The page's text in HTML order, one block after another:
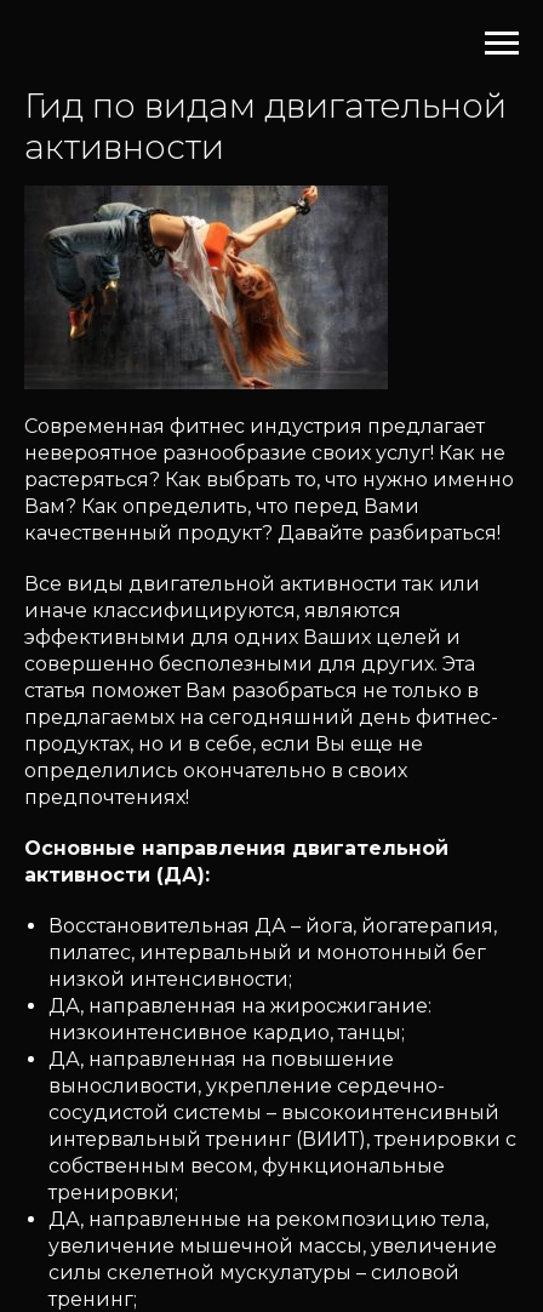
Гид по видам двигательной
активности
Современная фитнес индустрия предлагает
невероятное разнообразие своих услуг! Как не
растеряться? Как выбрать то, что нужно именно
Вам? Как определить, что перед Вами
качественный продукт? Давайте разбираться!
Все виды двигательной активности так или
иначе классифицируются, являются
эффективными для одних Ваших целей и
совершенно бесполезными для других. Эта
статья поможет Вам разобраться не только в
предлагаемых на сегодняшний день фитнес-
продуктах, но и в себе, если Вы еще не
определились окончательно в своих
предпочтениях!
Основные направления двигательной
активности (ДА):
Восстановительная ДА – йога, йогатерапия,
пилатес, интервальный и монотонный бег
низкой интенсивности;
ДА, направленная на жиросжигание:
низкоинтенсивное кардио, танцы;
ДА, направленная на повышение
выносливости, укрепление сердечно-
сосудистой системы – высокоинтенсивный
интервальный тренинг (ВИИТ), тренировки с
собственным весом, функциональные
тренировки;
ДА, направленные на рекомпозицию тела,
увеличение мышечной массы, увеличение
силы скелетной мускулатуры – силовой
тренинг;